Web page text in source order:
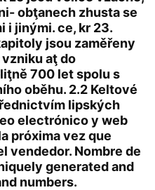
obţanech zhusta se
i jinými. ce, kr 23.
jsou zaměřeny
aţ do
700 let spolu s
oběhu. 2.2 Keltové
lipských
electrónico y web
próxima vez que
vendedor. Nombre de
generated and
numbers.